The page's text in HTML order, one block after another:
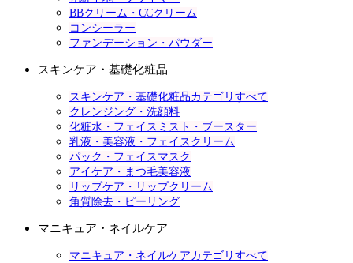
BBクリーム・CCクリーム
コンシーラー
ファンデーション・パウダー
スキンケア・基礎化粧品
スキンケア・基礎化粧品カテゴリすべて
クレンジング・洗顔料
化粧水・フェイスミスト・ブースター
乳液・美容液・フェイスクリーム
パック・フェイスマスク
アイケア・まつ毛美容液
リップケア・リップクリーム
角質除去・ピーリング
マニキュア・ネイルケア
マニキュア・ネイルケアカテゴリすべて